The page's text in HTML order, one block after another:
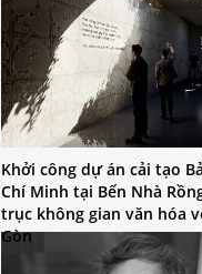
Khởi công dự án cải tạo
Chí Minh tại Bến Nhà
trục không gian văn hóa
Gòn